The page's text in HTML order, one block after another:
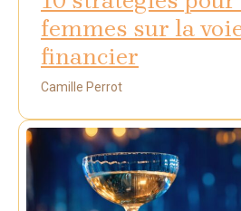
femmes sur la
financier
Camille Perrot